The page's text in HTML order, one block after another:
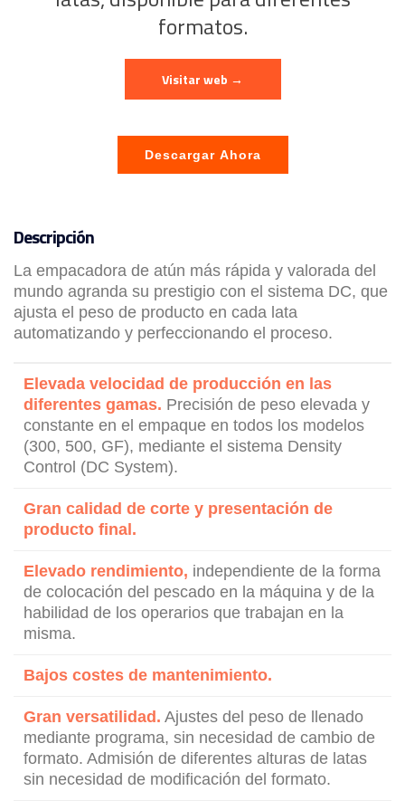
formatos.
Visitar web →
Descargar Ahora
Descripción
La empacadora de atún más rápida y valorada del
mundo agranda su prestigio con el sistema DC, que
ajusta el peso de producto en cada lata
automatizando y perfeccionando el proceso.
Elevada velocidad de producción en las
diferentes gamas. Precisión de peso elevada y
constante en el empaque en todos los modelos
(300, 500, GF), mediante el sistema Density
Control (DC System).
Gran calidad de corte y presentación de
producto final.
Elevado rendimiento, independiente de la forma
de colocación del pescado en la máquina y de la
habilidad de los operarios que trabajan en la
misma.
Bajos costes de mantenimiento.
Gran versatilidad. Ajustes del peso de llenado
mediante programa, sin necesidad de cambio de
formato. Admisión de diferentes alturas de latas
sin necesidad de modificación del formato.